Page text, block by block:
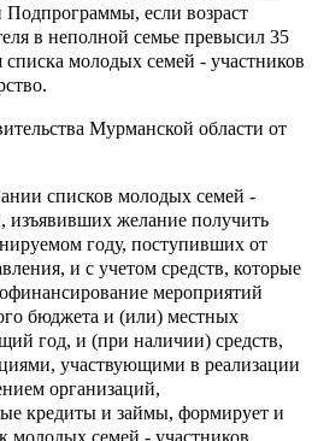
если возраст
в неполной семье превысил 35
молодых семей - участников
Мурманской области от
списков молодых семей -
изъявивших желание получить
году, поступивших от
и с учетом средств, которые
мероприятий
бюджета и (или) местных
год, и (при наличии) средств,
участвующими в реализации
организаций,
кредиты и займы, формирует и
молодых семей - участников